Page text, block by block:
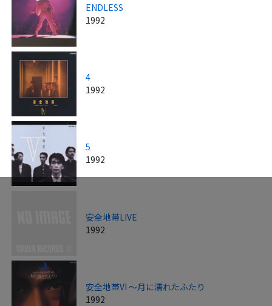
ENDLESS
1992
4
1992
5
1992
安全地帯LIVE
1992
安全地帯VI ～月に濡れたふたり
1992